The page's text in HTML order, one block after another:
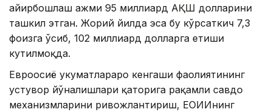
айирбошлаш ҳажми 95 миллиард АҚШ долларини
ташкил этган. Жорий йилда эса бу кўрсаткич 7,3
фоизга ўсиб, 102 миллиард долларга етиши
кутилмоқда.
Евроосиё ҳукуматлараро кенгаши фаолиятининг
устувор йўналишлари қаторига рақамли савдо
механизмларини ривожлантириш, ЕОИИнинг